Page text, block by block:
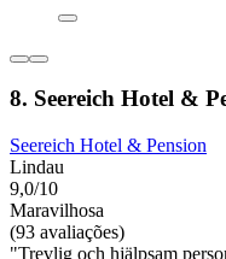
8. Seereich Hotel &
Seereich Hotel & Pension
Lindau
9,0/10
Maravilhosa
(93 avaliações)
"Trevlig och hjälpsam